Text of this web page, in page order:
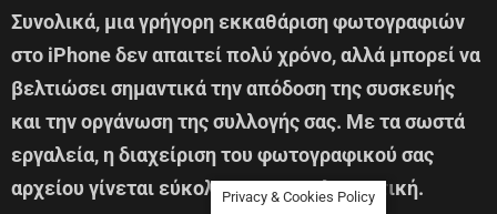
Συνολικά, μια γρήγορη εκκαθάριση φωτογραφιών
στο iPhone δεν απαιτεί πολύ χρόνο, αλλά μπορεί να
βελτιώσει σημαντικά την απόδοση της συσκευής
και την οργάνωση της συλλογής σας. Με τα σωστά
εργαλεία, η διαχείριση του φωτογραφικού σας
αρχείου γίνεται εύκολη και αποτελεσματική.
Privacy & Cookies Policy